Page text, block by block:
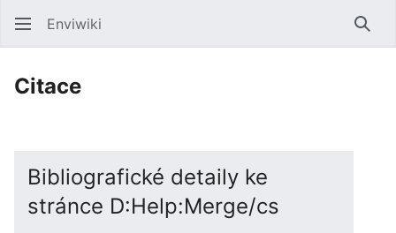
Enviwiki
Citace
Bibliografické detaily ke
stránce D:Help:Merge/cs